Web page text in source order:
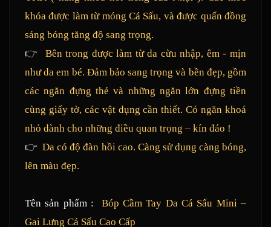
khóa được làm từ móng Cá Sấu, và được quấn đồng
sáng bóng tăng độ sang trọng.
👉
Bên trong được làm từ da cừu nhập, êm - mịn
như da em bé. Đảm bảo sang trọng và bền đẹp, gồm
các ngăn đựng thẻ và những ngăn lớn đựng tiền
cùng giấy tờ, các vật dụng cần thiết. Có ngăn khoá
nhỏ dành cho những điều quan trọng – kín đáo !
👉 Da có độ đàn hồi cao. Càng sử dụng càng bóng,
lên màu đẹp.
Tên sản phẩm :
Bóp Cầm Tay Da Cá Sấu Mini –
Gai Lưng Cá Sấu Cao Cấp